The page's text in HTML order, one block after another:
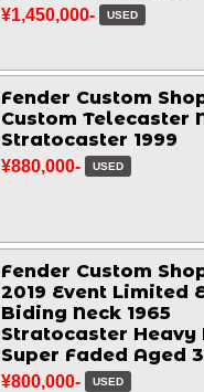
¥1,450,000- USED
Fender Custom
Custom Telecaster
Stratocaster 1999
¥880,000- USED
Fender Custom
2019 Event Limited
Biding Neck 1965
Stratocaster Heavy
Super Faded Aged
¥800,000- USED